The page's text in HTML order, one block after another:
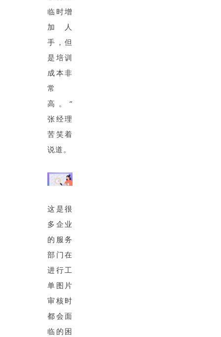
临时增
加人
手，但
是培训
成本非
常
高。”
张经理
苦笑着
说道。
这是很
多企业
的服务
部门在
进行工
单图片
审核时
都会面
临的困